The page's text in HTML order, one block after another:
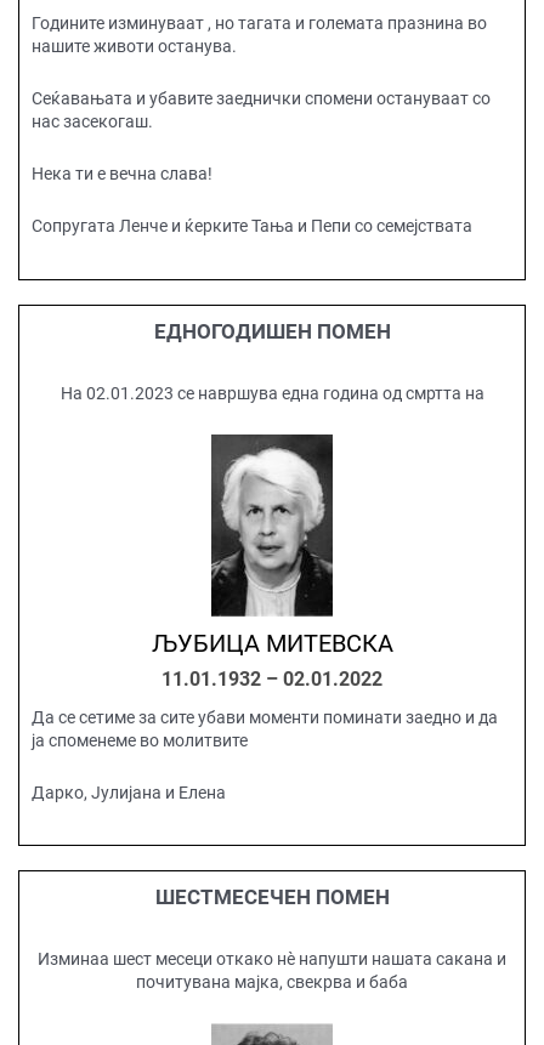
Годините изминуваат , но тагата и големата празнина во
нашите животи останува.
Сеќавањата и убавите заеднички спомени остануваат со
нас засекогаш.
Нека ти е вечна слава!
Сопругата Ленче и ќерките Тања и Пепи со семејствата
ЕДНОГОДИШЕН ПОМЕН
На 02.01.2023 се навршува една година од смртта на
ЉУБИЦА МИТЕВСКА
11.01.1932 – 02.01.2022
Да се сетиме за сите убави моменти поминати заедно и да
ја споменеме во молитвите
Дарко, Јулијанa и Елена
ШЕСТМЕСЕЧЕН ПОМЕН
Изминаа шест месеци откако нѐ напушти нашата сакана и
почитувана мајка, свекрва и баба